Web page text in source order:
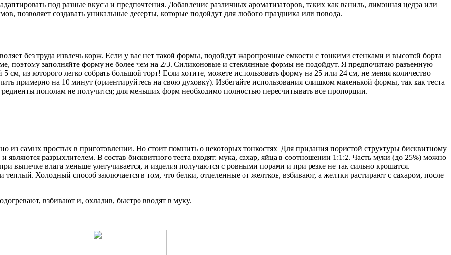
под разные вкусы и предпочтения. Добавление различных ароматизаторов, таких как ваниль, лимонная цедра или
позволяет создавать уникальные десерты, которые подойдут для любого праздника или повода.
без труда извлечь корж. Если у вас нет такой формы, подойдут жаропрочные емкости с тонкими стенками и высотой борта
поэтому заполняйте форму не более чем на 2/3. Силиконовые и стеклянные формы не подойдут. Я предпочитаю разъемную
из которого легко собрать большой торт! Если хотите, можете использовать форму на 25 или 24 см, не меняя количество
примерно на 10 минут (ориентируйтесь на свою духовку). Избегайте использования слишком маленькой формы, так как теста
пополам не получится; для меньших форм необходимо полностью пересчитывать все пропорции.
из самых простых в приготовлении. Но стоит помнить о некоторых тонкостях. Для придания пористой структуры бисквитному
являются разрыхлителем. В состав бисквитного теста входят: мука, сахар, яйца в соотношении 1:1:2. Часть муки (до 25%) можно
выпечке влага меньше улетучивается, и изделия получаются с ровными порами и при резке не так сильно крошатся.
Холодный способ заключается в том, что белки, отделенные от желтков, взбивают, а желтки растирают с сахаром, после
взбивают и, охладив, быстро вводят в муку.